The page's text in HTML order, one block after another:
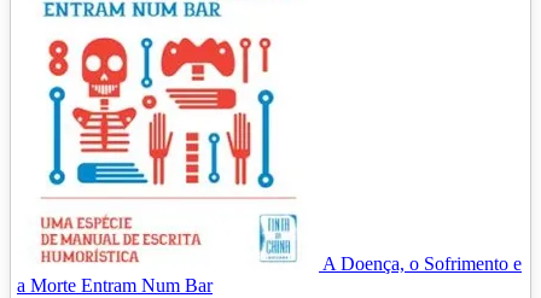
A Doença, o Sofrimento e
a Morte Entram Num Bar